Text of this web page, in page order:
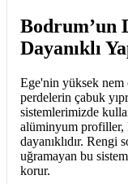
Bodrum’un
Dayanıklı
Ege'nin yüksek nem
perdelerin çabuk
sistemlerimizde
alüminyum profiller,
dayanıklıdır. Rengi
uğramayan bu
korur.